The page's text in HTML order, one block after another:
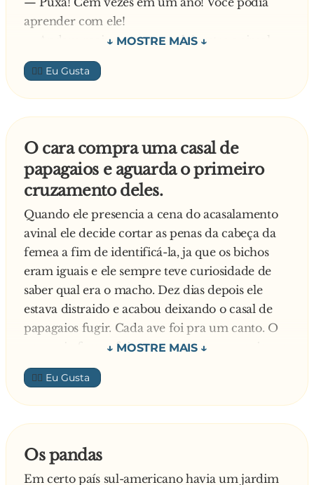
conseguir os mil reais?
aprender com ele!
— Andam mais um pouco e há outro animal,
com a placa: "Este touro acasalou 200 vezes no
último ano!".
— Puxa, Duzentas vezes em um ano! Bem que
você podia aprender com ele! — comenta a
Mais alguns passos, outro animal, com a placa:
"Este touro acasalou 365 vezes no ultimo ano!".
— Nooooossa! Trezentas e sessenta e cinco
vezes em um ano! Que emocionante!
Realmente, se você aprendesse com ele... —
comenta novamente a mulher.
E o marido, emputecido da vida, dando um
safanão na mulher em direção ao touro,
retruca:
— Tá, vai lá então. Pergunta pro touro se ele
faria isso sempre com a mesma v**...!
👍🏼
O cara compra uma casal de
papagaios e aguarda o primeiro
cruzamento deles.
Quando ele presencia a cena do acasalamento
avinal ele decide cortar as penas da cabeça da
femea a fim de identificá-la, ja que os bichos
eram iguais e ele sempre teve curiosidade de
saber qual era o macho. Dez dias depois ele
estava distraido e acabou deixando o casal de
papagaios fugir. Cada ave foi pra um canto. O
papagaio femea foi para uma arvore proximo a
usp e ficou lá. Ele estava olhando pra baixo e
viu um careca passando e então aproveitou
para perguntar:
— Escuta meu amigo, teu dono te pegou dando
👍🏼
Os pandas
Em certo país sul-americano havia um jardim